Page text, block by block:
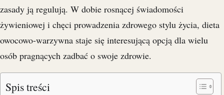
zasady ją regulują. W dobie rosnącej świadomości
żywieniowej i chęci prowadzenia zdrowego stylu życia, dieta
owocowo-warzywna staje się interesującą opcją dla wielu
osób pragnących zadbać o swoje zdrowie.
Spis treści